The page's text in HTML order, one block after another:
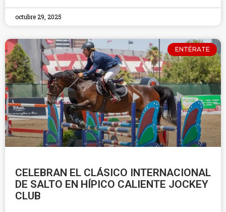
octubre 29, 2025
ENTÉRATE
CELEBRAN EL CLÁSICO INTERNACIONAL
DE SALTO EN HÍPICO CALIENTE JOCKEY
CLUB